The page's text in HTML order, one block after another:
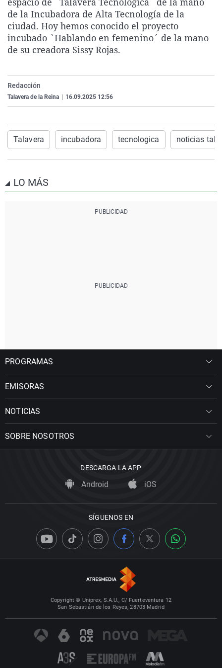
La rosa de los vientos
Gente viajera
Como el perro y el
Caso
Retornados
Equipo de
Extremadura
Galicia
La Rioja
País Vasco
Virales
Televisión
Elecciones
de la Incubadora de Alta Tecnología de la
ciudad. Hoy hemos conocido el proyecto
incubado `Hablando en femenino´ de la mano
de su creadora Sissy Rojas.
Redacción
Talavera de la Reina 16.09.2025 12:56
Talavera incubadora tecnologica noticias
LO MÁS
PROGRAMAS
EMISORAS
NOTICIAS
SOBRE NOSOTROS
DESCARGA LA APP
Android iOS
SÍGUENOS EN
Copyright © Uniprex, S.A.U., C/ Fuerteventura 12
San Sebastián de los Reyes, 28703 Madrid